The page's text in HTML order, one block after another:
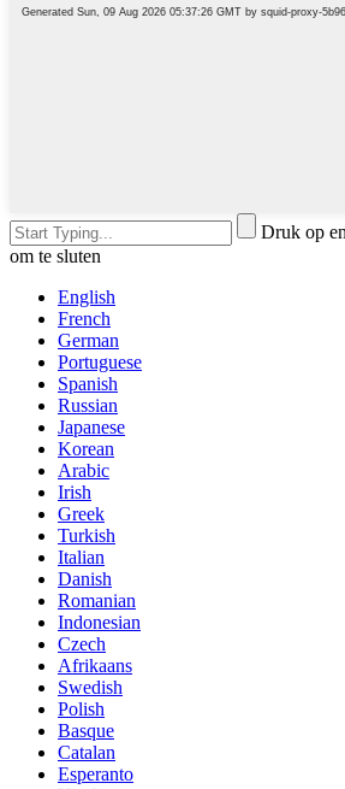
Druk op
om te sluten
English
French
German
Portuguese
Spanish
Russian
Japanese
Korean
Arabic
Irish
Greek
Turkish
Italian
Danish
Romanian
Indonesian
Czech
Afrikaans
Swedish
Polish
Basque
Catalan
Esperanto